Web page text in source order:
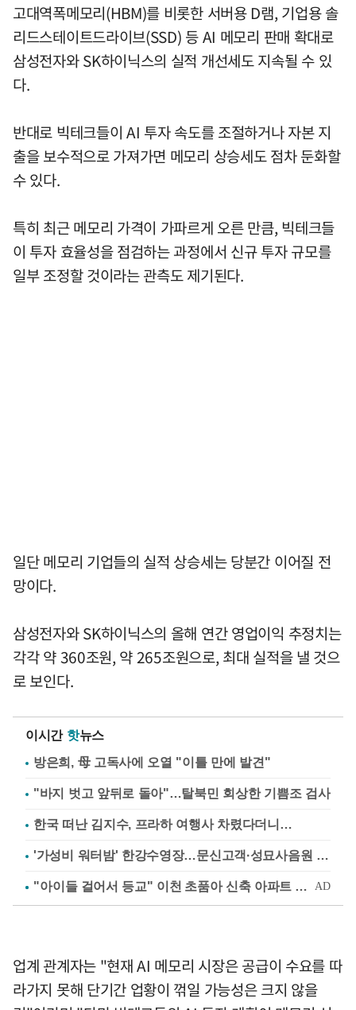
고대역폭메모리(HBM)를 비롯한 서버용 D램, 기업용 솔
리드스테이트드라이브(SSD) 등 AI 메모리 판매 확대로
삼성전자와 SK하이닉스의 실적 개선세도 지속될 수 있
다.
반대로 빅테크들이 AI 투자 속도를 조절하거나 자본 지
출을 보수적으로 가져가면 메모리 상승세도 점차 둔화할
수 있다.
특히 최근 메모리 가격이 가파르게 오른 만큼, 빅테크들
이 투자 효율성을 점검하는 과정에서 신규 투자 규모를
일부 조정할 것이라는 관측도 제기된다.
일단 메모리 기업들의 실적 상승세는 당분간 이어질 전
망이다.
삼성전자와 SK하이닉스의 올해 연간 영업이익 추정치는
각각 약 360조원, 약 265조원으로, 최대 실적을 낼 것으
로 보인다.
이시간 핫뉴스
방은희, 母 고독사에 오열 "이틀 만에 발견"
"바지 벗고 앞뒤로 돌아"…탈북민 회상한 기쁨조 검사
한국 떠난 김지수, 프라하 여행사 차렸다더니…
'가성비 워터밤' 한강수영장…문신고객·성묘사음원 민원
업계 관계자는 "현재 AI 메모리 시장은 공급이 수요를 따
라가지 못해 단기간 업황이 꺾일 가능성은 크지 않을